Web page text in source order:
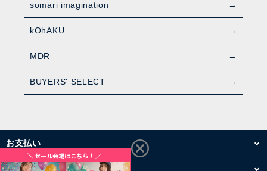
somari imagination
kOhAKU
MDR
BUYERS' SELECT
お支払い
配送・送料